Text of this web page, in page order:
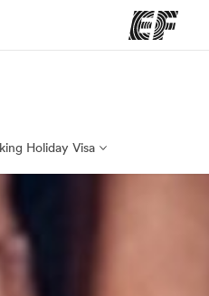
Trova l'ufficio più vicino
Holiday Visa